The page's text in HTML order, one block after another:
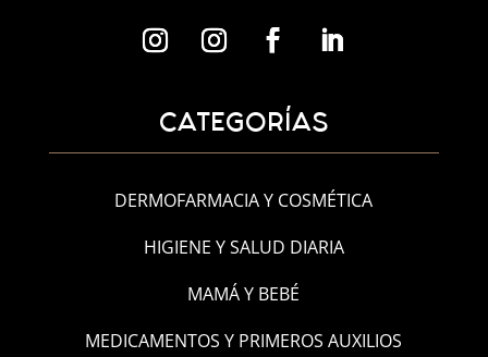
CATEGORÍAS
DERMOFARMACIA Y COSMÉTICA
HIGIENE Y SALUD DIARIA
MAMÁ Y BEBÉ
MEDICAMENTOS Y PRIMEROS AUXILIOS